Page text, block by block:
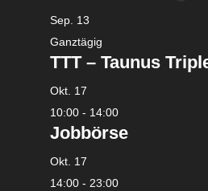
Sep. 13
Ganztägig
TTT – Taunus
Okt. 17
10:00- 14:00
Jobbörse
Okt. 17
14:00- 23:00